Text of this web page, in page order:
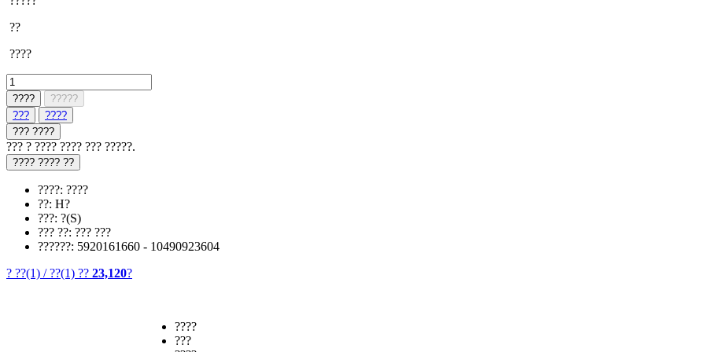
??
????
????
?????
???
????
??? ????
??? ? ???? ???? ??? ?????.
???? ???? ??
????: ????
??: H?
???: ?(S)
??? ??: ??? ???
??????: 5920161660 - 10490923604
? ??(1) / ??(1) ?? 23,120?
????
???